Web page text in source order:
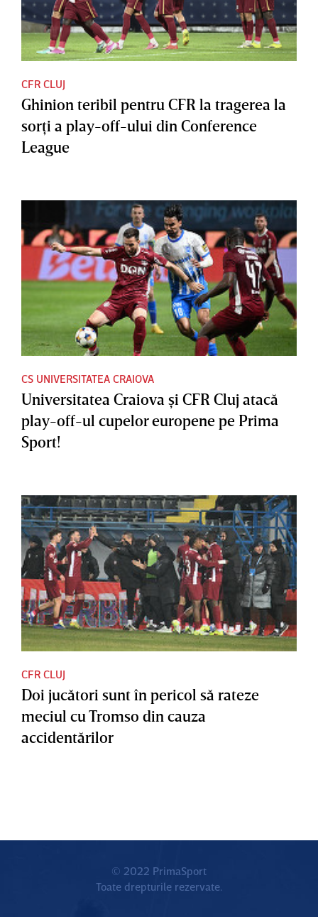
CFR CLUJ
Ghinion teribil pentru CFR la tragerea la
sorţi a play-off-ului din Conference
League
CS UNIVERSITATEA CRAIOVA
Universitatea Craiova şi CFR Cluj atacă
play-off-ul cupelor europene pe Prima
Sport!
CFR CLUJ
Doi jucători sunt în pericol să rateze
meciul cu Tromso din cauza
accidentărilor
© 2022 PrimaSport
Toate drepturile rezervate.